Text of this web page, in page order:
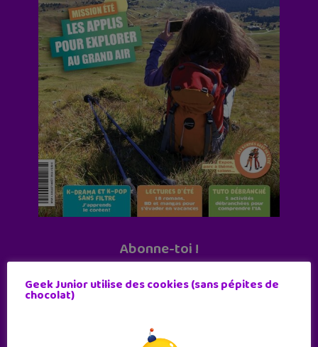
Abonne-toi !
Geek Junior utilise des cookies (sans pépites de
chocolat)